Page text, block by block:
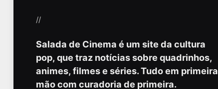
//
Salada de Cinema é um site da cultura
pop, que traz notícias sobre quadrinhos,
animes, filmes e séries. Tudo em primeira
mão com curadoria de primeira.